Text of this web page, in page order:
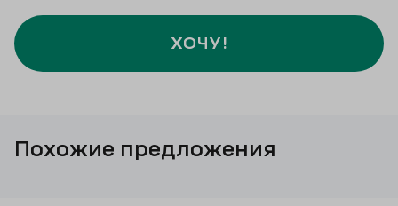
ХОЧУ!
Похожие предложения